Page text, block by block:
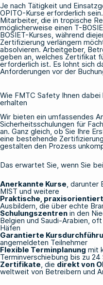
Je nach Tätigkeit und
OPITO-Kurse erforderlich
Mitarbeiter, die in tropische
möglicherweise einen T-
BOSIET-Kurses, während
Zertifizierung verlängern
absolvieren. Arbeitgeber,
geben an, welches Zertifikat
erforderlich ist. Es lohnt sich
Anforderungen vor der
Wie FMTC Safety Ihnen
erhalten
Wir bieten ein umfassendes
Sicherheitsschulungen für
an. Ganz gleich, ob Sie Ihre
eine bestehende
gestalten den Prozess
Das erwartet Sie, wenn Sie
Anerkannte Kurse , darunter
MIST und weitere
Praktische,
Ausbildern, die über echte
Schulungszentren in den
Belgien und Saudi-Arabien,
Häfen
Garantierte
angemeldeten Teilnehmer
Flexible Terminplanung mit
Terminverschiebung bis zu
Zertifikate , die direkt von
weltweit von Betreibern und